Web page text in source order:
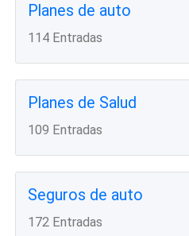
Planes de auto
114 Entradas
Planes de Salud
109 Entradas
Seguros de auto
172 Entradas